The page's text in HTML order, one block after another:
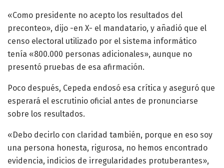
«Como presidente no acepto los resultados del
preconteo», dijo -en X- el mandatario, y añadió que el
censo electoral utilizado por el sistema informático
tenía «800.000 personas adicionales», aunque no
presentó pruebas de esa afirmación.
Poco después, Cepeda endosó esa crítica y aseguró que
esperará el escrutinio oficial antes de pronunciarse
sobre los resultados.
«Debo decirlo con claridad también, porque en eso soy
una persona honesta, rigurosa, no hemos encontrado
evidencia, indicios de irregularidades protuberantes»,